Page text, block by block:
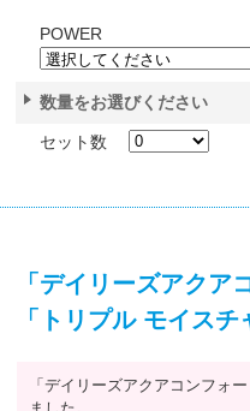
POWER
数量をお選びください
セット数
「デイリーズアクア
「トリプル モイス
「デイリーズアクアコンフォ